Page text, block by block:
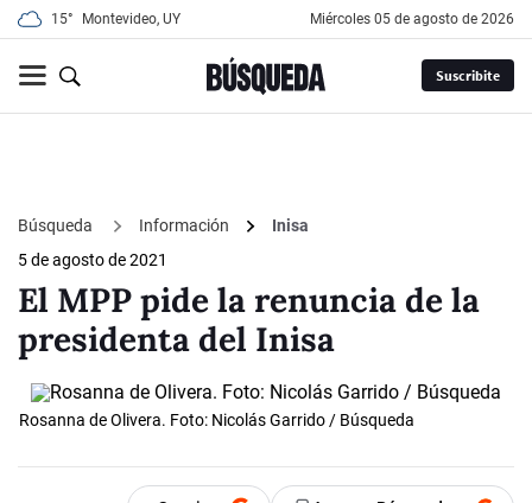
15° Montevideo, UY miércoles 05 de agosto de 2026
Suscribite
Búsqueda Información
Inisa
5 de agosto de 2021
El MPP pide la renuncia de la
presidenta del Inisa
Rosanna de Olivera. Foto: Nicolás Garrido / Búsqueda